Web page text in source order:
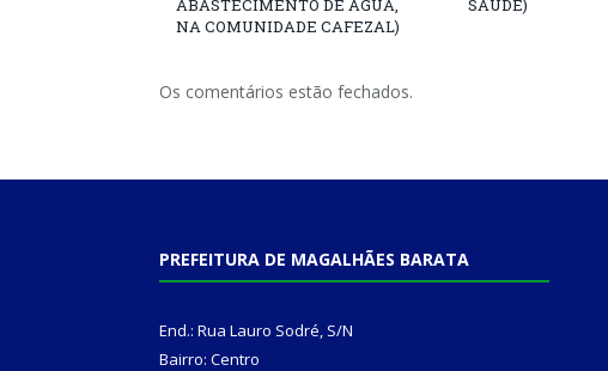
ABASTECIMENTO DE ÁGUA,
NA COMUNIDADE CAFEZAL)
SAÚDE)
Os comentários estão fechados.
PREFEITURA DE MAGALHÃES BARATA
End.: Rua Lauro Sodré, S/N
Bairro: Centro